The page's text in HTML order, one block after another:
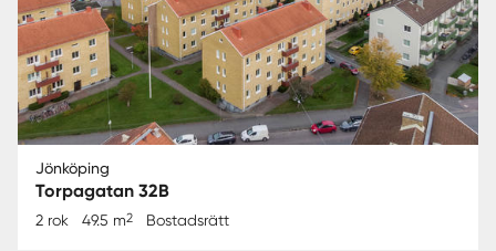
Jönköping
Torpagatan 32B
2 rok 49.5 m2 Bostadsrätt